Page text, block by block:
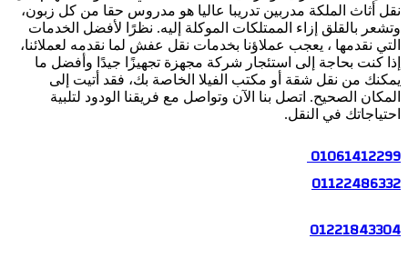
نقل أثاث الملكة مدربين تدريبا عاليا هو مدروس حقا من كل زبون،
وتشعر بالقلق إزاء الممتلكات الموكلة إليه. نظرًا لأفضل الخدمات
التي نقدمها ، يعجب عملاؤنا بخدمات نقل عفش لما نقدمه لعملائنا،
إذا كنت بحاجة إلى استئجار شركة مجهزة تجهيزًا جيدًا وأفضل ما
يمكنك من نقل شقة أو مكتب الفيلا الخاصة بك، فقد أتيت إلى
المكان الصحيح. اتصل بنا الآن وتواصل مع فريقنا الودود لتلبية
احتياجاتك في النقل.
01061412299
01122486332
01221843304